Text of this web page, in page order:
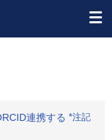
連携する *注記